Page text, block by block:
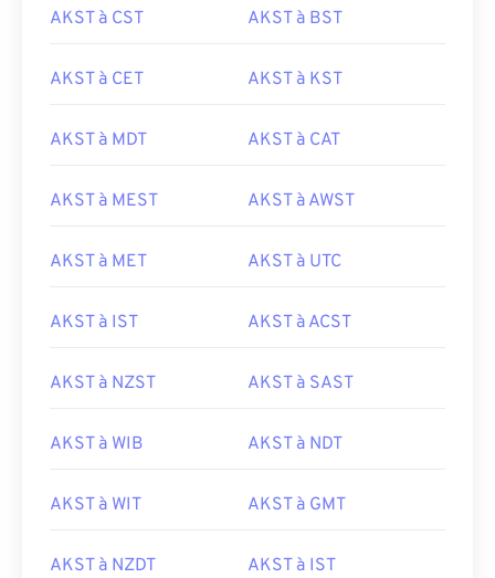
AKST à CST AKST à BST
AKST à CET AKST à KST
AKST à MDT AKST à CAT
AKST à MEST AKST à AWST
AKST à MET AKST à UTC
AKST à IST AKST à ACST
AKST à NZST AKST à SAST
AKST à WIB AKST à NDT
AKST à WIT AKST à GMT
AKST à NZDT AKST à IST